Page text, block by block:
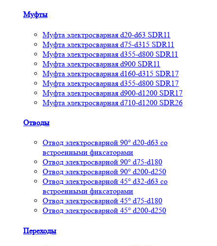
Муфты
Муфта электросварная d20-d63 SDR11
Муфта электросварная d75-d315 SDR11
Муфта электросварная d355-d800 SDR11
Муфта электросварная d900 SDR11
Муфта электросварная d160-d315 SDR17
Муфта электросварная d355-d800 SDR17
Муфта электросварная d900-d1200 SDR17
Муфта электросварная d710-d1200 SDR26
Отводы
Отвод электросварной 90° d20-d63 со
встроенными фиксаторами
Отвод электросварной 90° d75-d180
Отвод электросварной 90° d200-d250
Отвод электросварной 45° d32-d63 со
встроенными фиксаторами
Отвод электросварной 45° d75-d180
Отвод электросварной 45° d200-d250
Переходы